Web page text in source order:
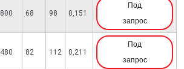
800 68 98 0,151
Под
запрос
480 82 112 0,211
Под
запрос